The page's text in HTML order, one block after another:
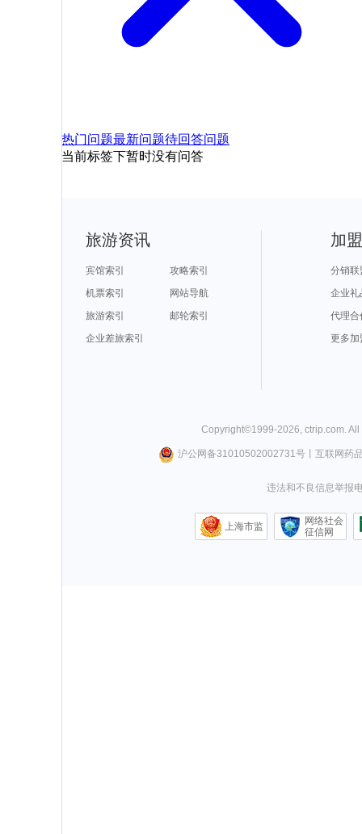
热门问题最新问题待回答问题
当前标签下暂时没有问答
旅游资讯
宾馆索引
攻略索引
机票索引
网站导航
旅游索引
邮轮索引
企业差旅索引
加
分销联
企业礼
代理合
更多加
Copyright©1999-2026, ctrip.com.
沪公网备31010502002731号丨 互联网药
违法和不良信息举报
上海市监
网络社会
征信网